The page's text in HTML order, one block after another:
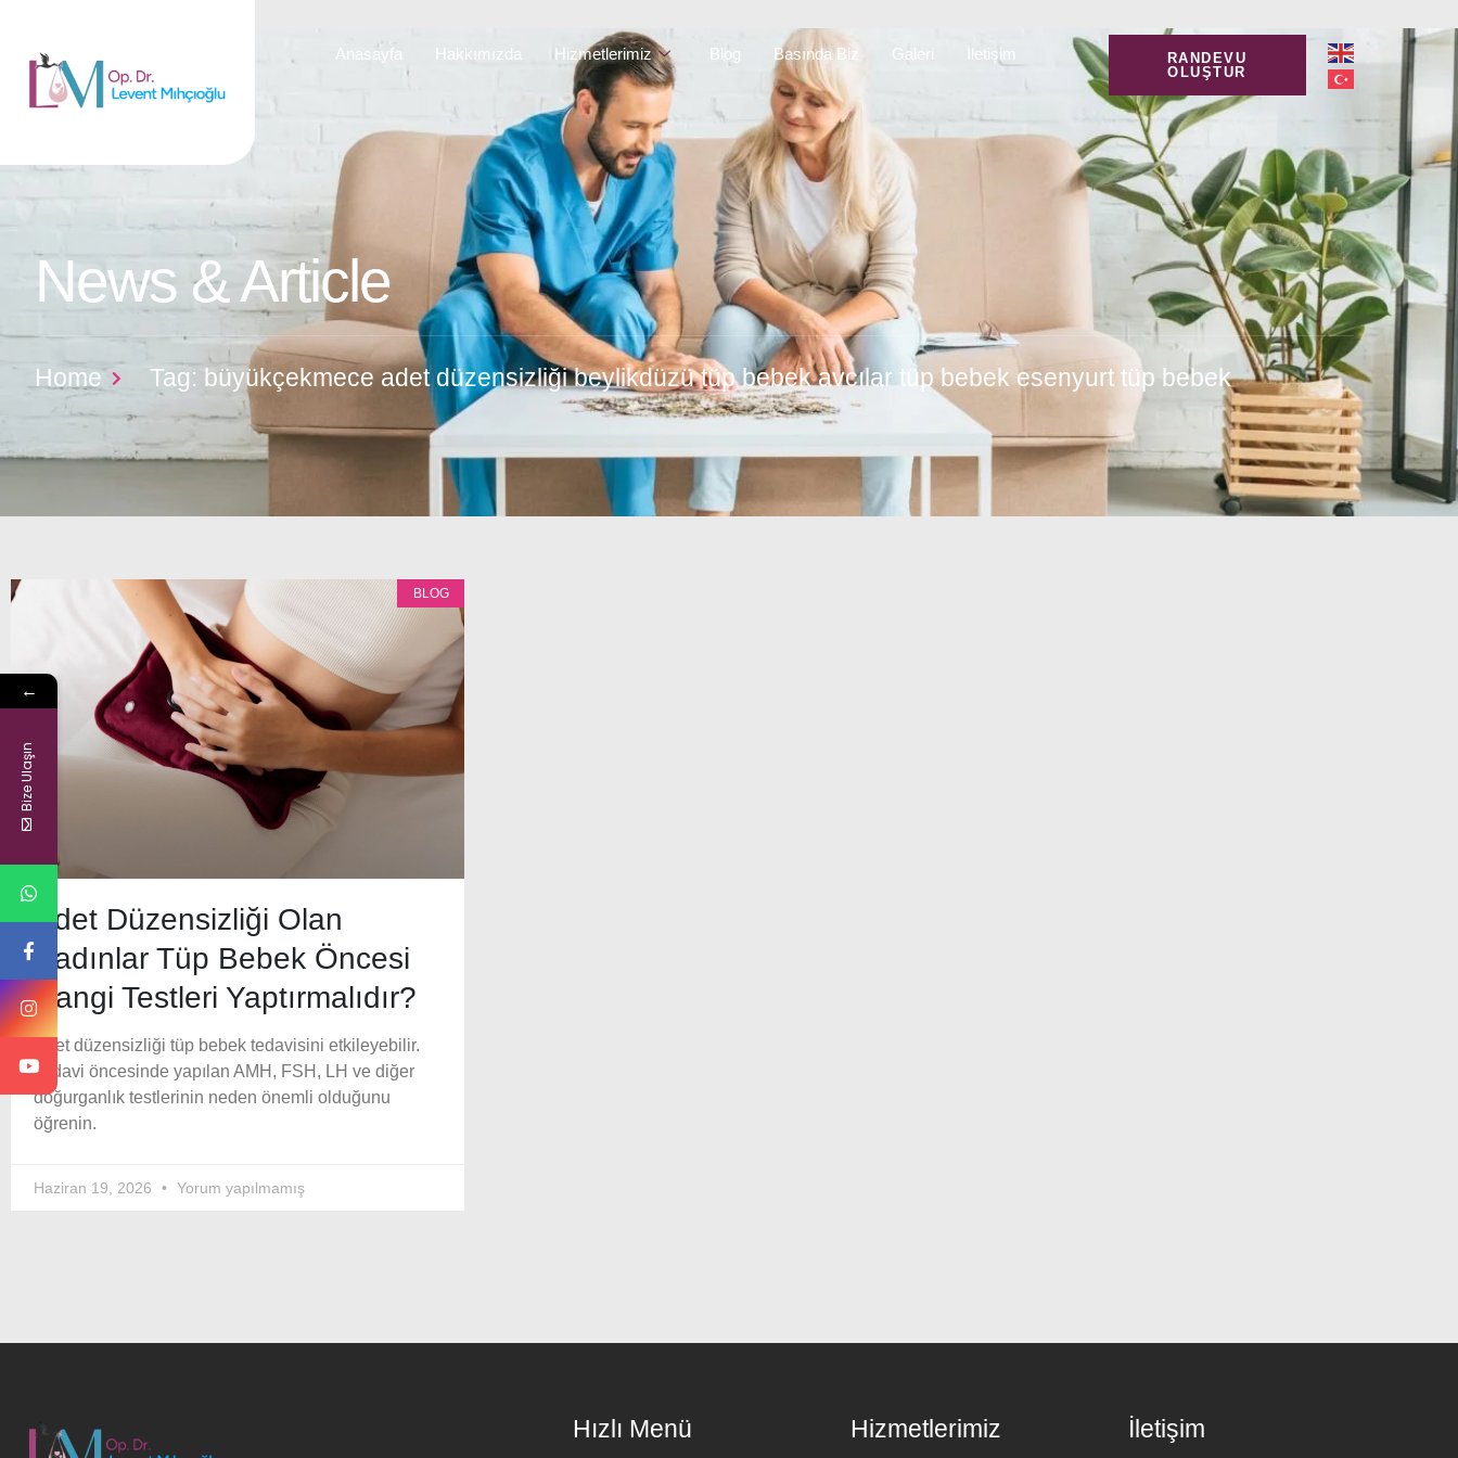
Anasayfa Hakkımızda Hizmetlerimiz Blog Basında Biz Galeri İletişim
RANDEVU
OLUŞTUR
News & Article
Home Tag: büyükçekmece adet düzensizliği beylikdüzü tüp bebek avcılar tüp bebek esenyurt tüp bebek
BLOG
Adet Düzensizliği Olan
Kadınlar Tüp Bebek Öncesi
Hangi Testleri Yaptırmalıdır?
Adet düzensizliği tüp bebek tedavisini etkileyebilir.
Tedavi öncesinde yapılan AMH, FSH, LH ve diğer
doğurganlık testlerinin neden önemli olduğunu
öğrenin.
Haziran 19, 2026 Yorum yapılmamış
Hızlı Menü Hizmetlerimiz İletişim
←
Bize Ulaşın